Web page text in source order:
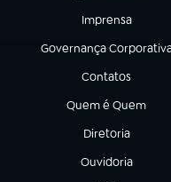
Imprensa
(abre em nova
Governança
(abre em nova aba)
Contatos
(abre em nova
Quem é Quem
(abre em nova aba)
Diretoria
(abre em nova
Ouvidoria
(abre em nova